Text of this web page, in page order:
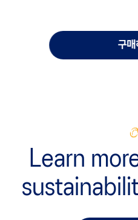
구매
Learn